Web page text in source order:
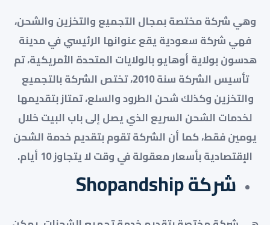
وهي شركة مختصة بمجال التجميع والتخزين والشحن،
فهي شركة سعودية يقع عنوانها الرئيسي في مدينة
هدسون بولاية أوهايو بالولايات المتحدة الأمريكية، تم
تأسيس الشركة سنة 2010، تختص الشركة بالتجميع
والتخزين وكذلك شحن الطرود والسلع، تمتاز بتقديمها
لخدمات الشحن السريع الذي يصل إلى باب البيت خلال
يومين فقط، كما أن الشركة تقوم بتقديم خدمة الشحن
الإقتصادية بأسعار معقولة في وقت لا يتجاوز 10 أيام.
شركة Shopandship